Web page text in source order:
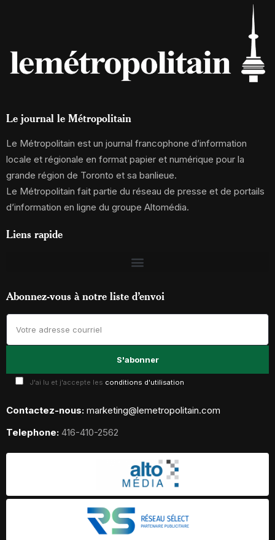
Le journal le Métropolitain
Le Métropolitain est un journal francophone d’information
locale et régionale en format papier et numérique pour la
grande région de Toronto et sa banlieue.
Le Métropolitain fait partie du réseau de presse et de portails
d’information en ligne du groupe Altomédia.
Liens rapide
Abonnez-vous à notre liste d’envoi
J'ai lu et j'accepte les conditions d'utilisation
Contactez-nous: marketing@lemetropolitain.com
Telephone: 416-410-2562